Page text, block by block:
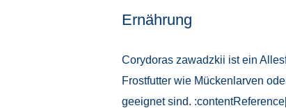
Ernährung
Corydoras zawadzkii ist ein
Frostfutter wie Mückenlarven
geeignet sind.